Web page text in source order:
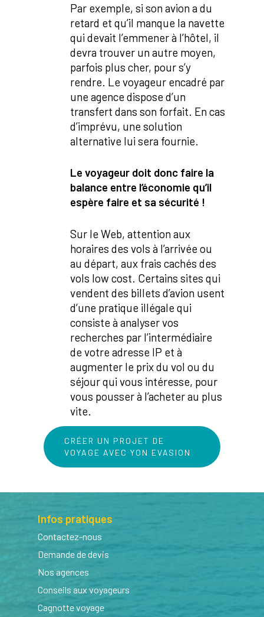
Par exemple, si son avion a du
retard et qu’il manque la navette
qui devait l’emmener à l’hôtel, il
devra trouver un autre moyen,
parfois plus cher, pour s’y
rendre. Le voyageur encadré par
une agence dispose d’un
transfert dans son forfait. En cas
d’imprévu, une solution
alternative lui sera fournie.
Le voyageur doit donc faire la
balance entre l’économie qu’il
espère faire et sa sécurité !
Sur le Web, attention aux
horaires des vols à l’arrivée ou
au départ, aux frais cachés des
vols low cost. Certains sites qui
vendent des billets d’avion usent
d’une pratique illégale qui
consiste à analyser vos
recherches par l’intermédiaire
de votre adresse IP et à
augmenter le prix du vol ou du
séjour qui vous intéresse, pour
vous pousser à l’acheter au plus
vite.
CRÉER UN PROJET DE
VOYAGE AVEC YON EVASION
Infos pratiques
Contactez-nous
Demande de devis
Nos agences
Conseils aux voyageurs
Cagnotte voyage